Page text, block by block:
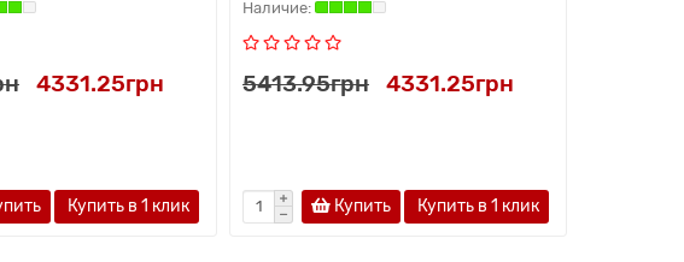
4331.25грн
Купить в 1 клик
5413.95грн 4331.25грн
Купить Купить в 1 клик